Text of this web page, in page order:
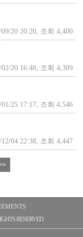
09/20 20:20, 조회 4,400
02/20 16:48, 조회 4,309
01/25 17:17, 조회 4,546
12/04 22:38, 조회 4,447
RESERVED.